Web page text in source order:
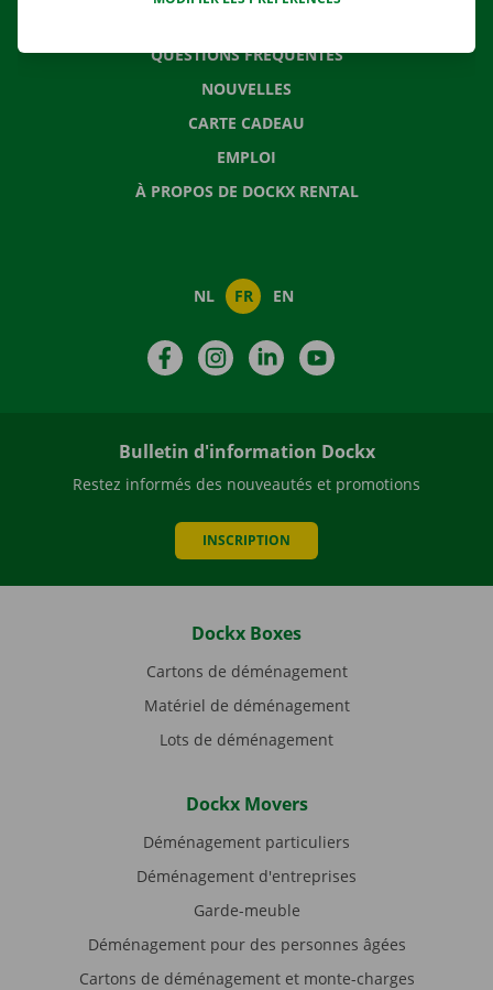
QUESTIONS FRÉQUENTES
NOUVELLES
CARTE CADEAU
EMPLOI
À PROPOS DE DOCKX RENTAL
NL FR EN
FacebookInstagramLinkedIn
Bulletin d'information Dockx
Restez informés des nouveautés et promotions
INSCRIPTION
Dockx Boxes
Cartons de déménagement
Matériel de déménagement
Lots de déménagement
Dockx Movers
Déménagement particuliers
Déménagement d'entreprises
Garde-meuble
Déménagement pour des personnes âgées
Cartons de déménagement et monte-charges